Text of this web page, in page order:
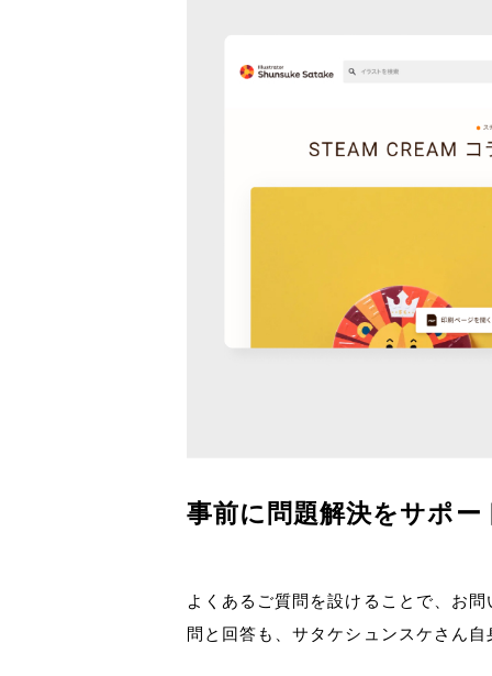
事前に問題解決をサポ
よくあるご質問を設けることで、お
問と回答も、サタケシュンスケさん